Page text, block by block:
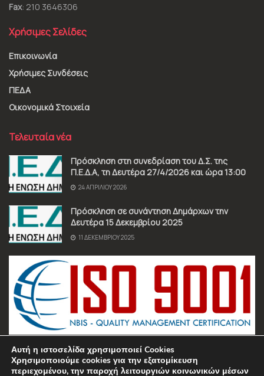
Fax: 210 3646306
Χρήσιμες Σελίδες
Επικοινωνία
Χρήσιμες Συνδέσεις
ΠΕΔΑ
Οικονομικά Στοιχεία
Τελευταία νέα
Πρόσκληση στη συνεδρίαση του Δ.Σ. της
Π.Ε.Δ.Α, τη Δευτέρα 27/4/2026 και ώρα 13:00
24 ΑΠΡΙΛΊΟΥ 2026
Πρόσκληση σε συνάντηση Δημάρχων την
Δευτέρα 15 Δεκεμβρίου 2025
11 ΔΕΚΕΜΒΡΊΟΥ 2025
Αυτή η ιστοσελίδα χρησιμοποιεί Cookies
Χρησιμοποιούμε cookies για την εξατομίκευση
περιεχομένου, την παροχή λειτουργιών κοινωνικών μέσων